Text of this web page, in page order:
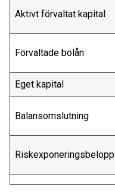
Aktivt förvaltat kapital
Förvaltade bolån
Eget kapital
Balansomslutning
Riskexponeringsbelopp